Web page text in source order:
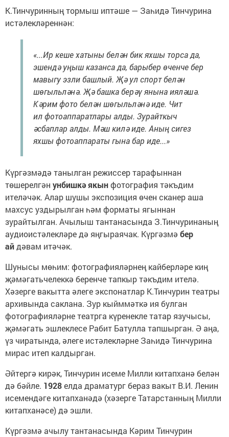
К.Тинчуринның тормыш иптәше — Заһидә Тинчурина
истәлекләреннән:
«...Ир кеше хатыны белән бик яхшы торса да,
эшендә уңыш казанса да, барыбер өченче бер
мавыгу эзли башлый. Җә ул спорт белән
шөгыльләнә. Җә башка берәү янына ияләшә.
Кәрим фото белән шөгыльләнә иде. Чит
ил фотоаппаратлары алды. Зурайткыч
әсбаплар алды. Мәш килә иде. Аның сигез
яхшы фотоаппараты гына бар иде...»
Күргәзмәдә танылган режиссер тарафыннан
төшерелгән унбишкә якынфотография тәкъдим
ителәчәк. Алар шушы экспозиция өчен сканер аша
махсус уздырылган һәм форматы ягыннан
зурайтылган. Ачылыш тантанасында З.Тинчуринаның
аудиоистәлекләре дә яңгыраячак. Күргәзмә бер
айдәвам итәчәк.
Шунысы мөһим: фотографияләрнең кайберләре киң
җәмәгатьчелеккә беренче тапкыр тәкъдим ителә.
Хәзерге вакытта әлеге экспонатлар К.Тинчурин театры
архивында саклана. Зур кыйммәткә ия булган
фотографияләрне театрга күренекле татар язучысы,
җәмәгать эшлеклесе Рабит Батулла тапшырган. Ә аңа,
үз чиратында, әлеге истәлекләрне Заһидә Тинчурина
мирас итеп калдырган.
Әйтергә кирәк, Тинчурин исеме Милли китапханә белән
дә бәйле. 1928елда драматург бераз вакыт В.И. Ленин
исемендәге китапханәдә (хәзерге Татарстанның Милли
китапханәсе) дә эшли.
Күргәзмә ачылу тантанасында Кәрим Тинчурин